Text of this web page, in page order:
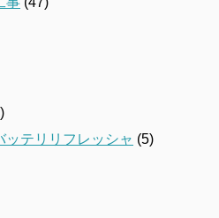
ッテリリフレッシャ (5)